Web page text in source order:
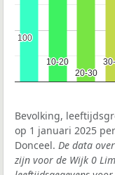
10-20
10-20
20-30
20-30
100
100
Bevolking,
op 1 januari 2025
Donceel. De data
zijn voor de Wijk 0